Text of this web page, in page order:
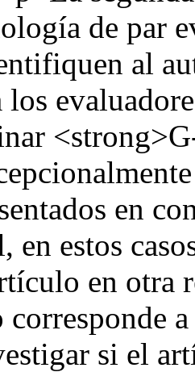
de par
al
los
en
en estos
en otra
corresponde
si el